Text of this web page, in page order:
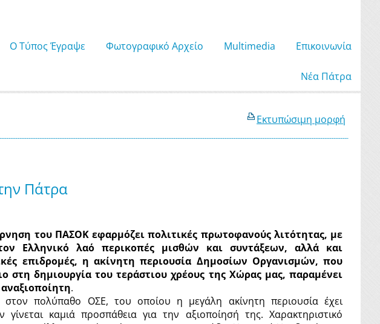
Ο Τύπος Έγραψε Φωτογραφικό Αρχείο Μultimedia Επικοινωνία
Νέα Πάτρα
Εκτυπώσιμη μορφή
Πάτρα
του ΠΑΣΟΚ εφαρμόζει πολιτικές πρωτοφανούς λιτότητας, με
Ελληνικό λαό περικοπές μισθών και συντάξεων, αλλά και
επιδρομές, η ακίνητη περιουσία Δημοσίων Οργανισμών, που
στη δημιουργία του τεράστιου χρέους της Χώρας μας, παραμένει
.
στον πολύπαθο ΟΣΕ, του οποίου η μεγάλη ακίνητη περιουσία έχει
γίνεται καμιά προσπάθεια για την αξιοποίησή της. Χαρακτηριστικό